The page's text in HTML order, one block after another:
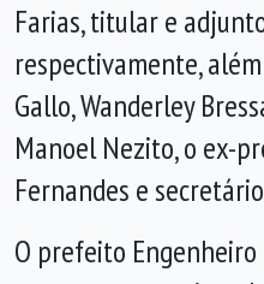
Farias, titular e
respectivamente,
Gallo, Wanderley
Manoel Nezito, o ex-
Fernandes e
O prefeito